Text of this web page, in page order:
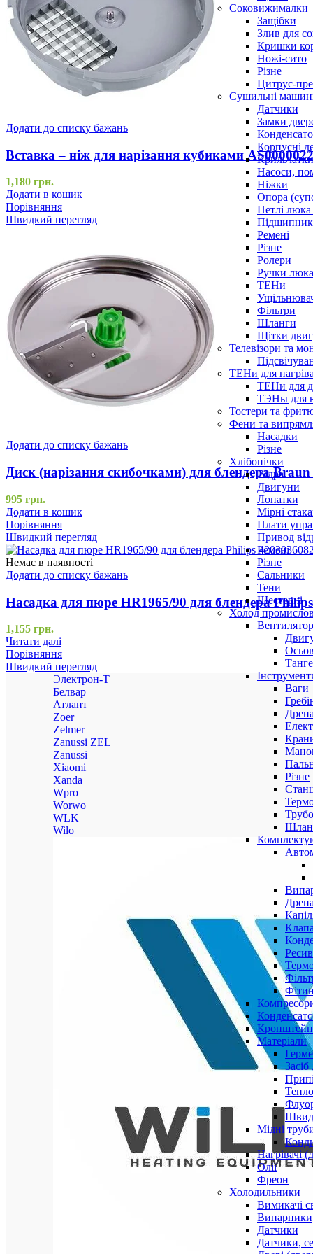
Соковижималки
Защібки
Злив для
Кришки
Ножі-сито
Різне
Цитрус-
Сушильні
Датчики
Замки
Корпусні
Крильчатки
Насоси,
Ніжки
Опора
Петлі люка
Ремені
Різне
Ролери
Ручки
ТЕНи
Фільтри
Шланги
Щітки
Телевізори та
ТЕНи для
ТЕНи для
ТЭНы для
Тостери та
Фени та
Насадки
Різне
Хлібопічки
Відра
Двигуни
Лопатки
Мірні
Плати
Привод
Ремені
Різне
Сальники
Тени
Шестерні
Холод
Ваги
Різне
Матеріали
Мідні
Нагрівачі
Олії
Фреон
Холодильники
Вимикачі
Випарники
Датчики
Датчики,
Додати до списку бажань
Вставка – ніж для нарізання кубиками
1,180 грн.
Додати в кошик
Порівняння
Швидкий перегляд
Додати до списку бажань
Диск (нарізання скибочками) для блендера
995 грн.
Додати в кошик
Порівняння
Швидкий перегляд
Немає в наявності
Додати до списку бажань
Насадка для пюре HR1965/90 для блендера
1,155 грн.
Читати далі
Порівняння
Швидкий перегляд
Электрон-Т
Белвар
Атлант
Zoer
Zelmer
Zanussi ZEL
Zanussi
Xiaomi
Xanda
Wpro
Worwo
WLK
Wilo